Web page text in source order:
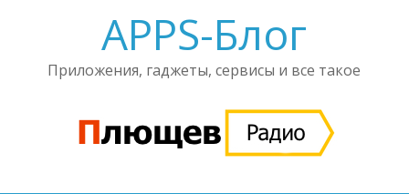
APPS-Блог
Приложения, гаджеты, сервисы и все такое